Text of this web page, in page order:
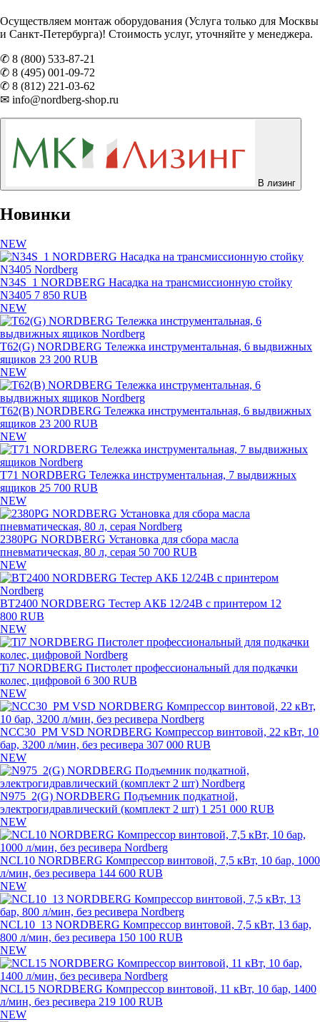
Осуществляем монтаж оборудования (Услуга только для Москвы
и Санкт-Петербурга)! Стоимость услуг, уточняйте у менеджера.
✆ 8 (800) 533-87-21
✆ 8 (495) 001-09-72
✆ 8 (812) 221-03-62
✉ info@nordberg-shop.ru
В лизинг
Новинки
NEW
N34S_1 NORDBERG Насадка на трансмиссионную стойку
N3405 7 850 RUB
NEW
T62(G) NORDBERG Тележка инструментальная, 6 выдвижных
ящиков 23 200 RUB
NEW
T62(B) NORDBERG Тележка инструментальная, 6 выдвижных
ящиков 23 200 RUB
NEW
T71 NORDBERG Тележка инструментальная, 7 выдвижных
ящиков 25 700 RUB
NEW
2380PG NORDBERG Установка для сбора масла
пневматическая, 80 л, серая 50 700 RUB
NEW
BT2400 NORDBERG Тестер АКБ 12/24В с принтером 12
800 RUB
NEW
Ti7 NORDBERG Пистолет профессиональный для подкачки
колес, цифровой 6 300 RUB
NEW
NCC30_PM VSD NORDBERG Компрессор винтовой, 22 кВт, 10
бар, 3200 л/мин, без ресивера 307 000 RUB
NEW
N975_2(G) NORDBERG Подъемник подкатной,
электрогидравлический (комплект 2 шт) 1 251 000 RUB
NEW
NCL10 NORDBERG Компрессор винтовой, 7,5 кВт, 10 бар, 1000
л/мин, без ресивера 144 600 RUB
NEW
NCL10_13 NORDBERG Компрессор винтовой, 7,5 кВт, 13 бар,
800 л/мин, без ресивера 150 100 RUB
NEW
NCL15 NORDBERG Компрессор винтовой, 11 кВт, 10 бар, 1400
л/мин, без ресивера 219 100 RUB
NEW